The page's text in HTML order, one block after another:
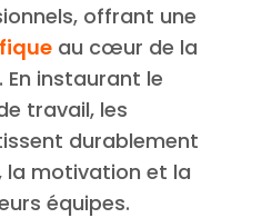
offrant une
au cœur de la
instaurant le
travail, les
durablement
la motivation et la
équipes.